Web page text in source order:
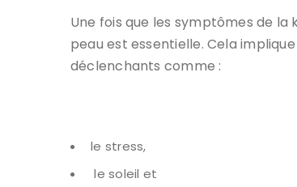
Une fois que les symptômes de
peau est essentielle. Cela implique
déclenchants comme :
le stress,
le soleil et